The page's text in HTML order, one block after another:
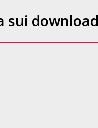
sui download